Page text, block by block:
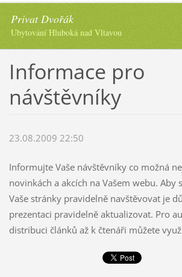
Privat Dvořák
Ubytování Hluboká nad Vltavou
Informace pro
návštěvníky
23.08.2009 22:50
Informujte Vaše návštěvníky co možná
novinkách a akcích na Vašem webu. Aby
Vaše stránky pravidelně navštěvovat je
prezentaci pravidelně aktualizovat. Pro
distribuci článků až k čtenáři můžete